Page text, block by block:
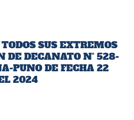
SUS EXTREMOS
DE DECANATO N° 528-
PUNO DE FECHA 22
2024